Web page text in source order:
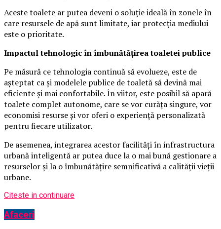
Aceste toalete ar putea deveni o soluție ideală în zonele în
care resursele de apă sunt limitate, iar protecția mediului
este o prioritate.
Impactul tehnologic în îmbunătățirea toaletei publice
Pe măsură ce tehnologia continuă să evolueze, este de
așteptat ca și modelele publice de toaletă să devină mai
eficiente și mai confortabile. În viitor, este posibil să apară
toalete complet autonome, care se vor curăța singure, vor
economisi resurse și vor oferi o experiență personalizată
pentru fiecare utilizator.
De asemenea, integrarea acestor facilități în infrastructura
urbană inteligentă ar putea duce la o mai bună gestionare a
resurselor și la o îmbunătățire semnificativă a calității vieții
urbane.
Citeste in continuare
Afaceri